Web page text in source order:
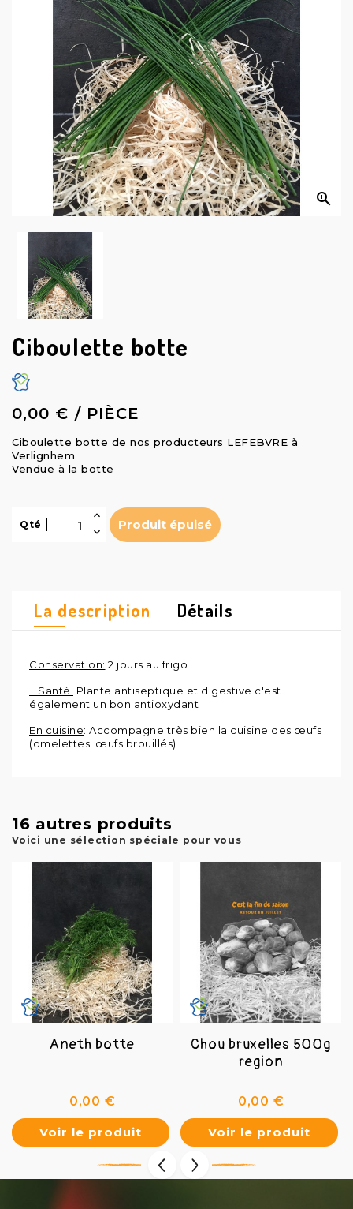

Ciboulette botte
0,00 € / PIÈCE
Ciboulette botte de nos producteurs LEFEBVRE à
Verlignhem
Vendue à la botte
Qté Produit épuisé
La description Détails
Conservation: 2 jours au frigo
+ Santé: Plante antiseptique et digestive c'est
également un bon antioxydant
En cuisine: Accompagne très bien la cuisine des œufs
(omelettes; œufs brouillés)
16 autres produits
Voici une sélection spéciale pour vous
Aneth botte
0,00 €Prix
Voir le produit
Chou bruxelles 500g
region
0,00 €Prix
Voir le produit